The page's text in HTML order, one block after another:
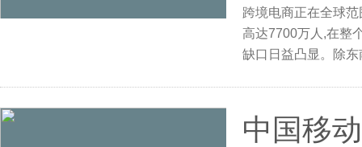
跨境电商正在全球
高达7700万人,在整
缺口日益凸显。除
中国移